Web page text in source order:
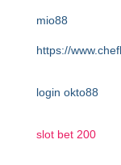
mio88
https://
login okto88
slot bet 200